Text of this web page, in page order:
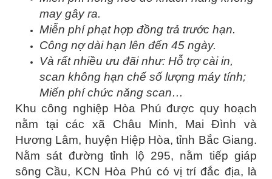
may gây ra.
Miễn phí phạt hợp đồng trả trước hạn.
Công nợ dài hạn lên đến 45 ngày.
Và rất nhiều ưu đãi như: Hỗ trợ cài in,
scan không hạn chế số lượng máy tính;
Miến phí chức năng scan…
Khu công nghiệp Hòa Phú được quy hoạch
nằm tại các xã Châu Minh, Mai Đình và
Hương Lâm, huyện Hiệp Hòa, tỉnh Bắc Giang.
Nằm sát đường tỉnh lộ 295, nằm tiếp giáp
sông Cầu, KCN Hòa Phú có vị trí đắc địa, là